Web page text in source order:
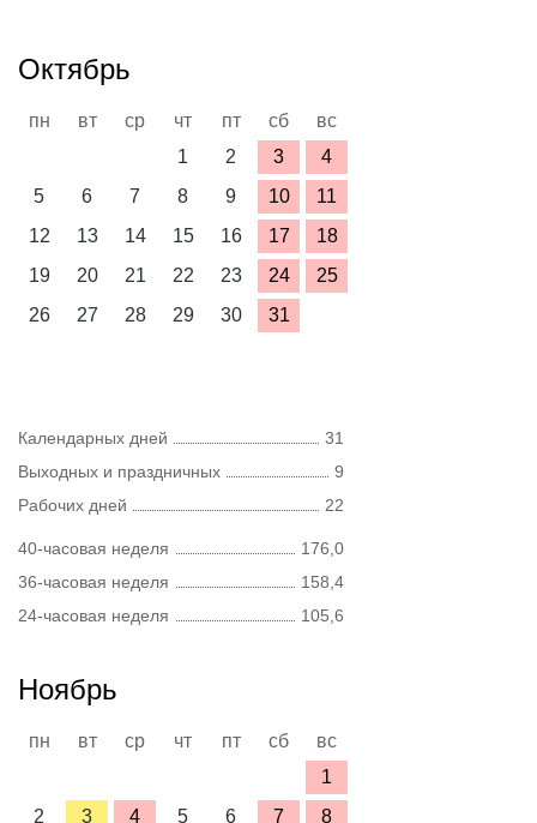
Октябрь
пн вт ср чт пт сб
вс
1
2 3
4
5
6 7 8 9 10
11
12
13 14 15 16 17
18
19
20 21 22 23 24
25
26
27 28 29 30 31
Календарных дней
31
Выходных и праздничных
9
Рабочих дней
22
40-часовая неделя
176,0
36-часовая неделя
158,4
24-часовая неделя
105,6
Ноябрь
пн вт ср чт пт сб
вс
1
2
3 4 5 6 7 8